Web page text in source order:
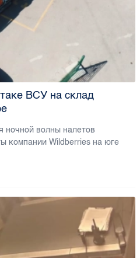
ВСУ на склад
ночной волны налетов
компании Wildberries на юге